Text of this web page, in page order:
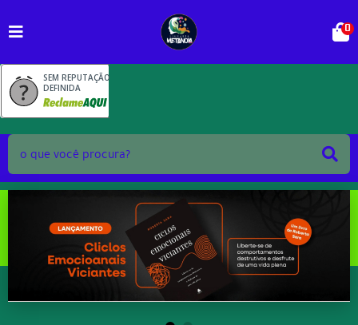
SEM REPUTAÇÃO
DEFINIDA
0